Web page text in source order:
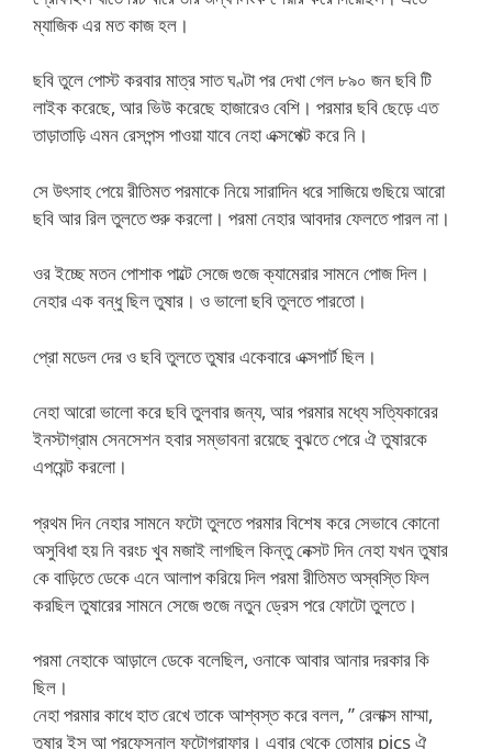
ম্যাজিক এর মত কাজ হল।
ছবি তুলে পোস্ট করবার মাত্র সাত ঘণ্টা পর দেখা গেল ৮৯০ জন ছবি টি
লাইক করেছে, আর ভিউ করেছে হাজারেও বেশি। পরমার ছবি ছেড়ে এত
তাড়াতাড়ি এমন রেসপন্স পাওয়া যাবে নেহা এক্সপেক্ট করে নি।
সে উৎসাহ পেয়ে রীতিমত পরমাকে নিয়ে সারাদিন ধরে সাজিয়ে গুছিয়ে আরো
ছবি আর রিল তুলতে শুরু করলো। পরমা নেহার আবদার ফেলতে পারল না।
ওর ইচ্ছে মতন পোশাক পাল্টে সেজে গুজে ক্যামেরার সামনে পোজ দিল।
নেহার এক বন্ধু ছিল তুষার। ও ভালো ছবি তুলতে পারতো।
প্রো মডেল দের ও ছবি তুলতে তুষার একেবারে এক্সপার্ট ছিল।
নেহা আরো ভালো করে ছবি তুলবার জন্য, আর পরমার মধ্যে সত্যিকারের
ইনস্টাগ্রাম সেনসেশন হবার সম্ভাবনা রয়েছে বুঝতে পেরে ঐ তুষারকে
এপয়েন্ট করলো।
প্রথম দিন নেহার সামনে ফটো তুলতে পরমার বিশেষ করে সেভাবে কোনো
অসুবিধা হয় নি বরংচ খুব মজাই লাগছিল কিন্তু নেক্সট দিন নেহা যখন তুষার
কে বাড়িতে ডেকে এনে আলাপ করিয়ে দিল পরমা রীতিমত অস্বস্তি ফিল
করছিল তুষারের সামনে সেজে গুজে নতুন ড্রেস পরে ফোটো তুলতে।
পরমা নেহাকে আড়ালে ডেকে বলেছিল, ওনাকে আবার আনার দরকার কি
ছিল।
নেহা পরমার কাধে হাত রেখে তাকে আশ্বস্ত করে বলল, ” রেলাক্স মাম্মা,
তুষার ইস আ প্রফেসনাল ফটোগ্রাফার। এবার থেকে তোমার pics ঐ